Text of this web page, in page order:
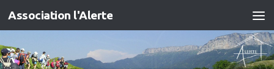
Skip to content
Association l'Alerte